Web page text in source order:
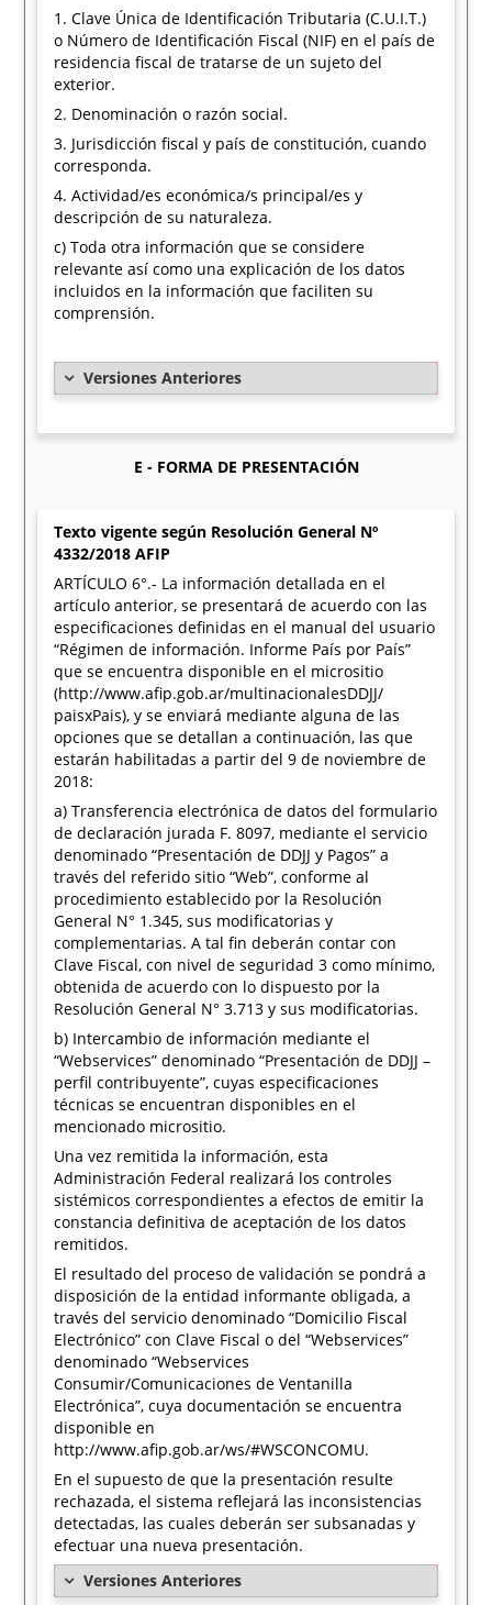
1. Clave Única de Identificación Tributaria (C.U.I.T.)
o Número de Identificación Fiscal (NIF) en el país de
residencia fiscal de tratarse de un sujeto del
exterior.
2. Denominación o razón social.
3. Jurisdicción fiscal y país de constitución, cuando
corresponda.
4. Actividad/es económica/s principal/es y
descripción de su naturaleza.
c) Toda otra información que se considere
relevante así como una explicación de los datos
incluidos en la información que faciliten su
comprensión.
Versiones Anteriores
E - FORMA DE PRESENTACIÓN
Texto vigente según Resolución General Nº
4332/2018 AFIP
ARTÍCULO 6°.- La información detallada en el
artículo anterior, se presentará de acuerdo con las
especificaciones definidas en el manual del usuario
“Régimen de información. Informe País por País”
que se encuentra disponible en el micrositio
(http://www.afip.gob.ar/multinacionalesDDJJ/
paisxPais), y se enviará mediante alguna de las
opciones que se detallan a continuación, las que
estarán habilitadas a partir del 9 de noviembre de
2018:
a) Transferencia electrónica de datos del formulario
de declaración jurada F. 8097, mediante el servicio
denominado “Presentación de DDJJ y Pagos” a
través del referido sitio “Web”, conforme al
procedimiento establecido por la Resolución
General N° 1.345, sus modificatorias y
complementarias. A tal fin deberán contar con
Clave Fiscal, con nivel de seguridad 3 como mínimo,
obtenida de acuerdo con lo dispuesto por la
Resolución General N° 3.713 y sus modificatorias.
b) Intercambio de información mediante el
“Webservices” denominado “Presentación de DDJJ –
perfil contribuyente”, cuyas especificaciones
técnicas se encuentran disponibles en el
mencionado micrositio.
Una vez remitida la información, esta
Administración Federal realizará los controles
sistémicos correspondientes a efectos de emitir la
constancia definitiva de aceptación de los datos
remitidos.
El resultado del proceso de validación se pondrá a
disposición de la entidad informante obligada, a
través del servicio denominado “Domicilio Fiscal
Electrónico” con Clave Fiscal o del “Webservices”
denominado “Webservices
Consumir/Comunicaciones de Ventanilla
Electrónica”, cuya documentación se encuentra
disponible en
http://www.afip.gob.ar/ws/#WSCONCOMU.
En el supuesto de que la presentación resulte
rechazada, el sistema reflejará las inconsistencias
detectadas, las cuales deberán ser subsanadas y
efectuar una nueva presentación.
Versiones Anteriores